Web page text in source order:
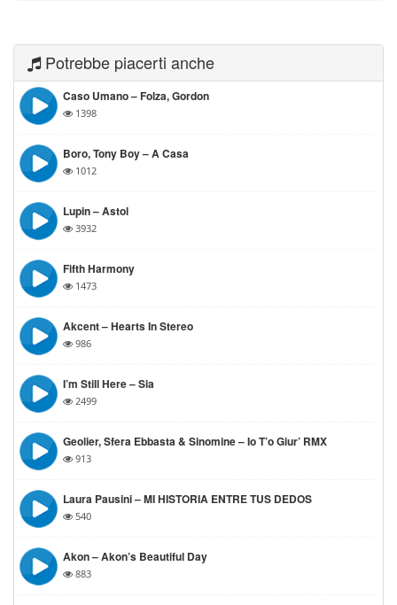
Potrebbe piacerti anche
Caso Umano – Folza, Gordon
1398
Boro, Tony Boy – A Casa
1012
Lupin – Astol
3932
Fifth Harmony
1473
Akcent – Hearts In Stereo
986
I’m Still Here – Sia
2499
Geolier, Sfera Ebbasta & Sinomine – Io T’o Giur’ RMX
913
Laura Pausini – MI HISTORIA ENTRE TUS DEDOS
540
Akon – Akon’s Beautiful Day
883